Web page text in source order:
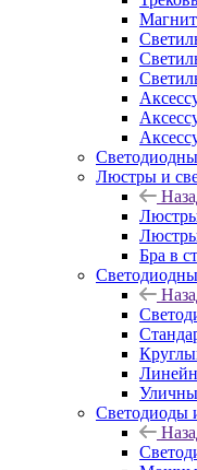
Люстры и
Бра в
Светодиоды